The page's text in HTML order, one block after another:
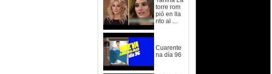
torre rom
pió en lla
nto al ...
Cuarente
na día 96